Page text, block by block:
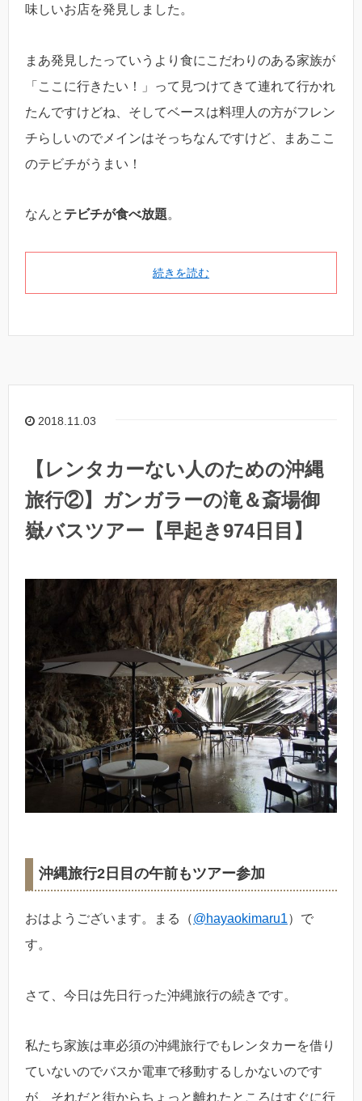
味しいお店を発見しました。
まあ発見したっていうより食にこだわりのある家族が
「ここに行きたい！」って見つけてきて連れて行かれ
たんですけどね、そしてベースは料理人の方がフレン
チらしいのでメインはそっちなんですけど、まあここ
のテビチがうまい！
なんと テビチが食べ放題。
続きを読む
2018.11.03
【レンタカーない人のための沖縄
旅行②】ガンガラーの滝＆斎場御
嶽バスツアー【早起き974日目】
沖縄旅行2日目の午前もツアー参加
おはようございます。まる（@hayaokimaru1）で
す。
さて、今日は先日行った沖縄旅行の続きです。
私たち家族は車必須の沖縄旅行でもレンタカーを借り
ていないのでバスか電車で移動するしかないのです
が、それだと街からちょっと離れたところはすぐに行